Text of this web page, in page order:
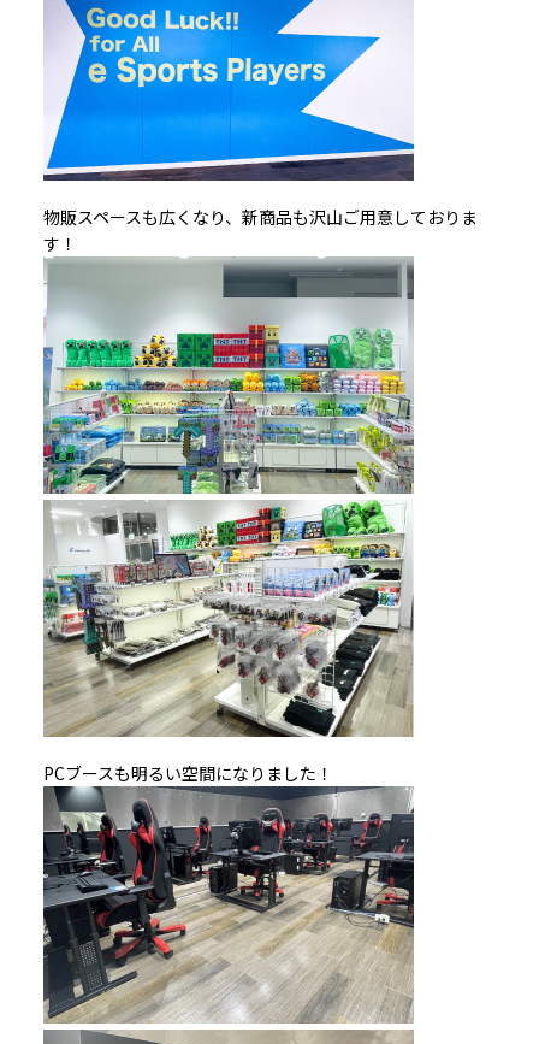
物販スペースも広くなり、新商品も沢山ご用意しておりま
す！
PCブースも明るい空間になりました！